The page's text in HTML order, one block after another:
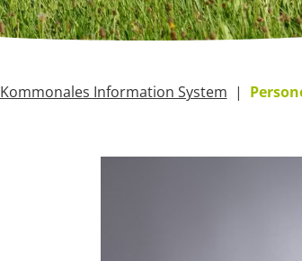
Kommonales Information System